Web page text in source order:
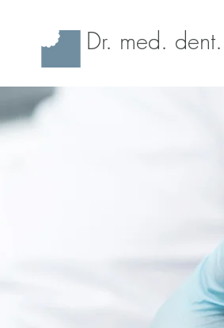
Dr. med.